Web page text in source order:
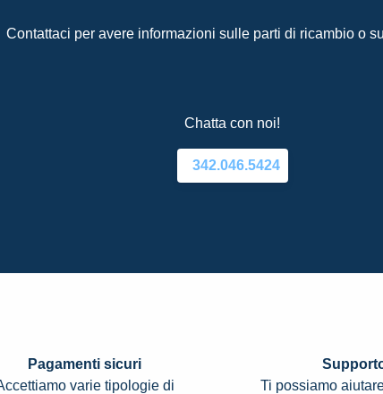
Contattaci per avere informazioni sulle parti di ricambio o
Chatta con noi!
342.046.5424
Pagamenti sicuri
varie tipologie di
Ti possiamo